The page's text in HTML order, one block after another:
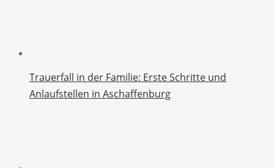
Trauerfall in der Familie: Erste Schritte und
Anlaufstellen in Aschaffenburg